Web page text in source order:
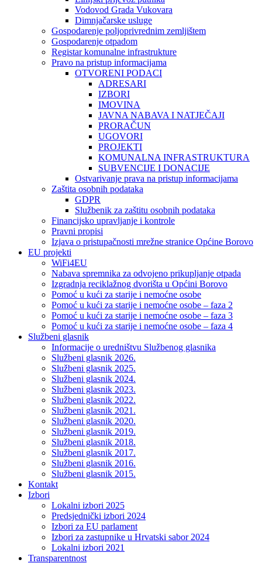
Vodovod Grada Vukovara
Dimnjačarske usluge
Gospodarenje poljoprivrednim zemljištem
Gospodarenje otpadom
Registar komunalne infrastrukture
Pravo na pristup informacijama
OTVORENI PODACI
ADRESARI
IZBORI
IMOVINA
JAVNA NABAVA I NATJEČAJI
PRORAČUN
UGOVORI
PROJEKTI
KOMUNALNA INFRASTRUKTURA
SUBVENCIJE I DONACIJE
Ostvarivanje prava na pristup informacijama
Zaštita osobnih podataka
GDPR
Službenik za zaštitu osobnih podataka
Financijsko upravljanje i kontrole
Pravni propisi
Izjava o pristupačnosti mrežne stranice Općine Borovo
EU projekti
WiFi4EU
Nabava spremnika za odvojeno prikupljanje otpada
Izgradnja reciklažnog dvorišta u Općini Borovo
Pomoć u kući za starije i nemoćne osobe
Pomoć u kući za starije i nemoćne osobe – faza 2
Pomoć u kući za starije i nemoćne osobe – faza 3
Pomoć u kući za starije i nemoćne osobe – faza 4
Službeni glasnik
Informacije o uredništvu Službenog glasnika
Službeni glasnik 2026.
Službeni glasnik 2025.
Službeni glasnik 2024.
Službeni glasnik 2023.
Službeni glasnik 2022.
Službeni glasnik 2021.
Službeni glasnik 2020.
Službeni glasnik 2019.
Službeni glasnik 2018.
Službeni glasnik 2017.
Službeni glasnik 2016.
Službeni glasnik 2015.
Kontakt
Izbori
Lokalni izbori 2025
Predsjednički izbori 2024
Izbori za EU parlament
Izbori za zastupnike u Hrvatski sabor 2024
Lokalni izbori 2021
Transparentnost